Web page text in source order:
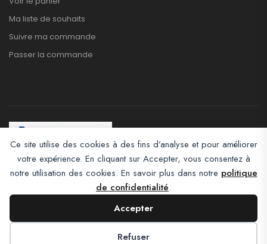
Ce site utilise des cookies à des fins d’analyse et pour améliorer
votre expérience. En cliquant sur Accepter, vous consentez à
notre utilisation des cookies. En savoir plus dans notre politique
de confidentialité.
Accepter
Refuser
Ma liste de souhaits
Suivre ma commande
Passer la commande
Afroclass eCommerce © 2026. All Rights Reserved